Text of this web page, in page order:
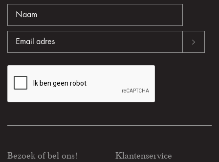
Bezoek of bel ons! Klantenservice